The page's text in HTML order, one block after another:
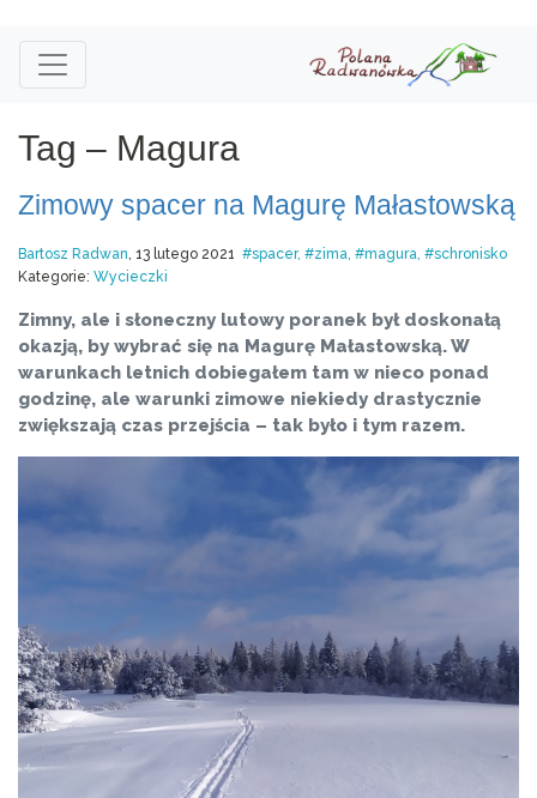
Tag – Magura
Zimowy spacer na Magurę Małastowską
Bartosz Radwan, 13 lutego 2021 spacer zima magura
schronisko
Kategorie: Wycieczki
Zimny, ale i słoneczny lutowy poranek był doskonałą
okazją, by wybrać się na Magurę Małastowską. W
warunkach letnich dobiegałem tam w nieco ponad
godzinę, ale warunki zimowe niekiedy drastycznie
zwiększają czas przejścia – tak było i tym razem.